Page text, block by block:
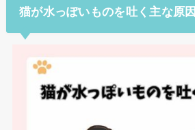
猫が水っぽいものを吐く主な原因